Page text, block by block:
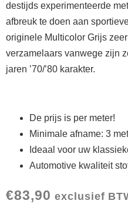
destijds experimenteerde
afbreuk te doen aan
originele Multicolor Grijs
verzamelaars vanwege zijn
jaren ’70/’80 karakter.
De prijs is per meter!
Minimale afname: 3
Ideaal voor uw
Automotive kwaliteit
€83,90 exclusief